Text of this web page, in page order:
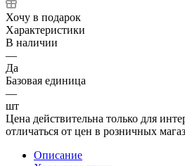
Хочу в подарок
Характеристики
В наличии
—
Да
Базовая единица
—
шт
Цена действительна только для
отличаться от цен в розничных
Описание